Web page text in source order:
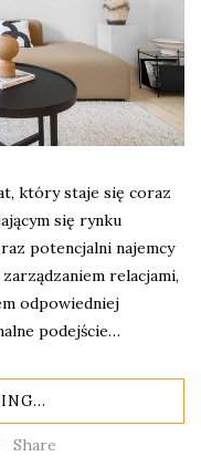
który staje się coraz
się rynku
potencjalni najemcy
relacjami,
odpowiedniej
podejście…
Share